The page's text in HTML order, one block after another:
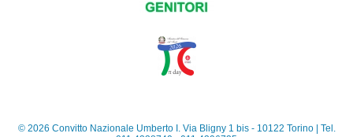
© 2026 Convitto Nazionale Umberto I. Via Bligny 1 bis - 10122 Torino | Tel.